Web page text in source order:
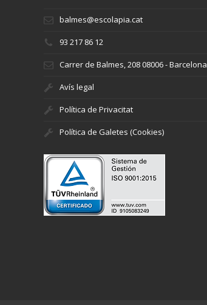
balmes@escolapia.cat
93 217 86 12
Carrer de Balmes, 208 08006 - Barcelona
Avís legal
Política de Privacitat
Política de Galetes (Cookies)